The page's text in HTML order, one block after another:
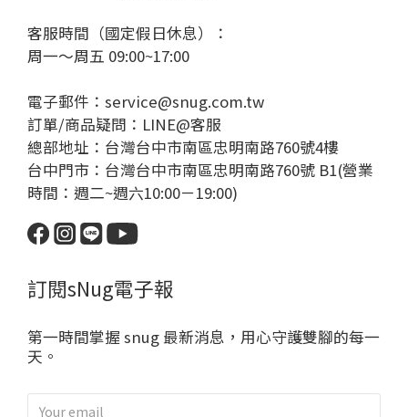
客服時間（國定假日休息）：
周一～周五 09:00~17:00
電子郵件：service@snug.com.tw
訂單/商品疑問： LINE@客服
總部地址：台灣台中市南區忠明南路760號4樓
台中門市：台灣台中市南區忠明南路760號 B1(營業
時間：週二~週六10:00－19:00)
訂閱sNug電子報
第一時間掌握 snug 最新消息，用心守護雙腳的每一
天。